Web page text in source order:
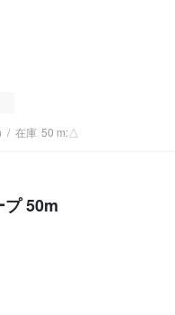
/ 在庫 50 m:△
プ 50m